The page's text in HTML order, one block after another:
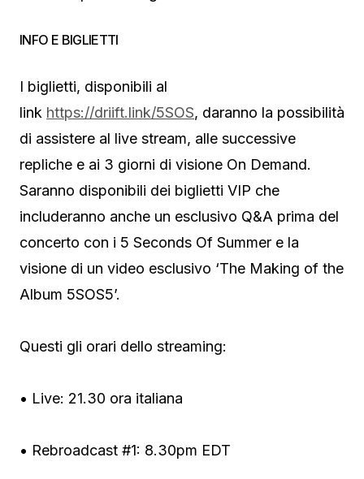
INFO E BIGLIETTI
I biglietti, disponibili al
link https://driift.link/5SOS, daranno la possibilità
di assistere al live stream, alle successive
repliche e ai 3 giorni di visione On Demand.
Saranno disponibili dei biglietti VIP che
includeranno anche un esclusivo Q&A prima del
concerto con i 5 Seconds Of Summer e la
visione di un video esclusivo ‘The Making of the
Album 5SOS5’.
Questi gli orari dello streaming:
• Live: 21.30 ora italiana
• Rebroadcast #1: 8.30pm EDT